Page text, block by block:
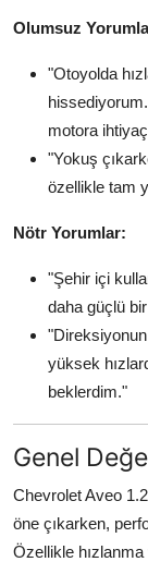
Olumsuz
"Otoyolda
motora
"Yokuş
özellikle tam
Nötr Yorumlar:
"Şehir içi
daha güçlü
yüksek
beklerdim."
Genel
Chevrolet Aveo
öne çıkarken,
Özellikle